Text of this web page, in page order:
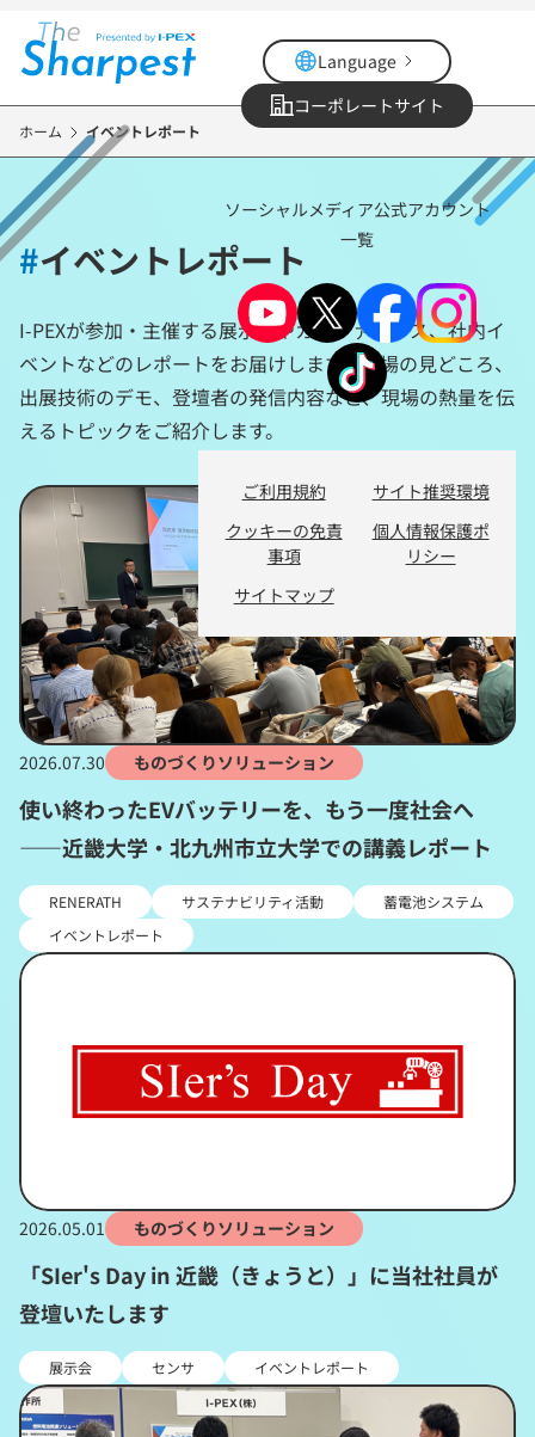
コ
テ
ツ
に
Language
コーポレートサイト
ソーシャルメディア公式アカウント
一覧
ご利用規約
サイト推奨環境
クッキーの免責
事項
個人情報保護ポ
リシー
サイトマップ
ホーム イベントレポート
#イベントレポート
I-PEXが参加・主催する展示会やカンファレンス、社内イ
ベントなどのレポートをお届けします。会場の見どころ、
出展技術のデモ、登壇者の発信内容など、現場の熱量を伝
えるトピックをご紹介します。
2026.07.30 ものづくりソリューション
使い終わったEVバッテリーを、もう一度社会へ
――近畿大学・北九州市立大学での講義レポート
RENERATH サステナビリティ活動
蓄電池システム
イベントレポート
2026.05.01 ものづくりソリューション
「SIer's Day in 近畿（きょうと）」に当社社員が
登壇いたします
展示会 センサ イベントレポート